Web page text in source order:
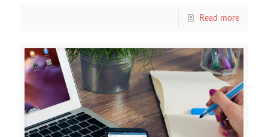
Read more